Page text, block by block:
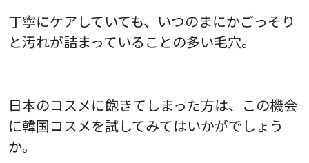
丁寧にケアしていても、いつのまにかごっそり
と汚れが詰まっていることの多い毛穴。
日本のコスメに飽きてしまった方は、この機会
に韓国コスメを試してみてはいかがでしょう
か。